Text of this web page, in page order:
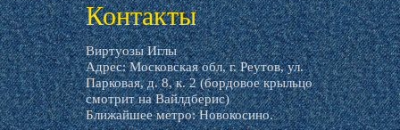
Контакты
Виртуозы Иглы
Адрес: Московская обл, г. Реутов, ул.
Парковая, д. 8, к. 2 (бордовое крыльцо
смотрит на Вайлдберис)
Ближайшее метро: Новокосино.